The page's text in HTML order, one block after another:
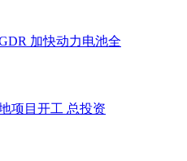
加快动力电池全
项目开工 总投资